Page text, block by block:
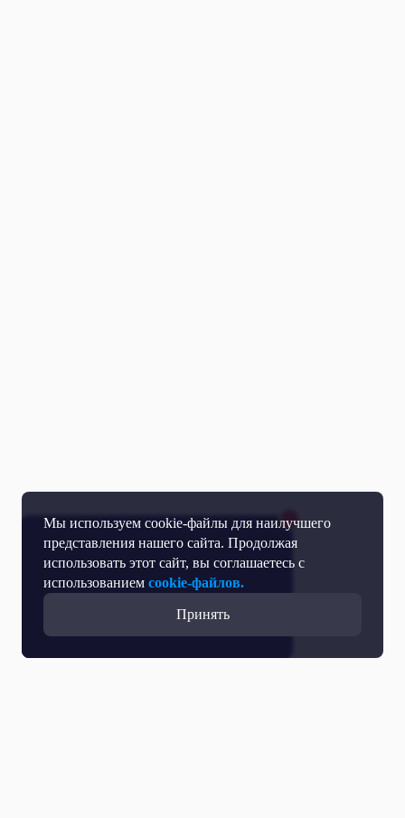
Мы используем cookie-файлы для наилучшего
представления нашего сайта. Продолжая
использовать этот сайт, вы соглашаетесь с
использованием cookie-файлов.
Принять